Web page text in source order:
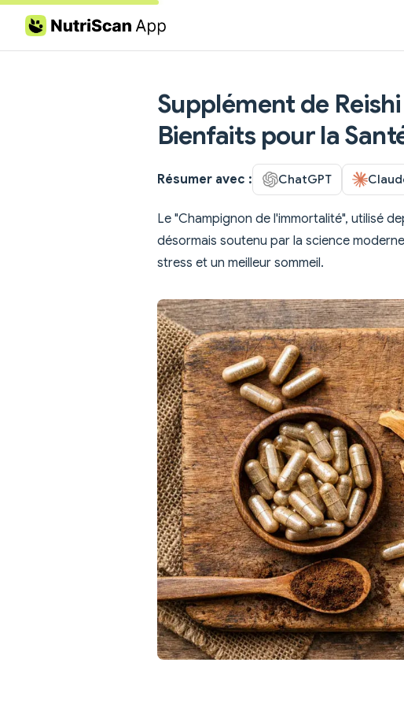
Skip to content
Supplément de
Bienfaits pour la
Résumer avec : ChatGPT
Le "Champignon de l'immortalité", utilisé
désormais soutenu par la science
stress et un meilleur sommeil.